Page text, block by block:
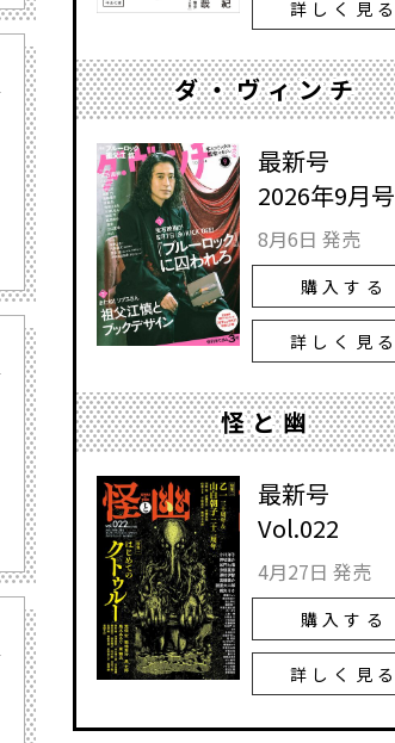
詳しく見る
ダ・ヴィンチ
最新号
2026年9月号
8月6日 発売
購入する
詳しく見る
怪と幽
最新号
Vol.022
4月27日 発売
購入する
詳しく見る